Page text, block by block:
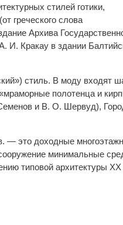
стилей готики,
греческого слова
Архива
Кракау в здании
стиль. В моду входят
полотенца и
и В. О. Шервуд),
— это доходные
минимальные
типовой архитектуры XX